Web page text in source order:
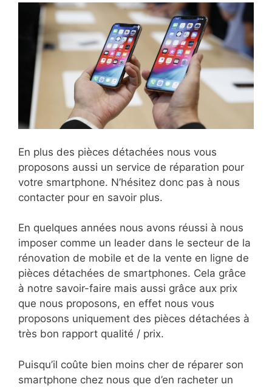
En plus des pièces détachées nous vous
proposons aussi un service de réparation pour
votre smartphone. N’hésitez donc pas à nous
contacter pour en savoir plus.
En quelques années nous avons réussi à nous
imposer comme un leader dans le secteur de la
rénovation de mobile et de la vente en ligne de
pièces détachées de smartphones. Cela grâce
à notre savoir-faire mais aussi grâce aux prix
que nous proposons, en effet nous vous
proposons uniquement des pièces détachées à
très bon rapport qualité / prix.
Puisqu’il coûte bien moins cher de réparer son
smartphone chez nous que d’en racheter un